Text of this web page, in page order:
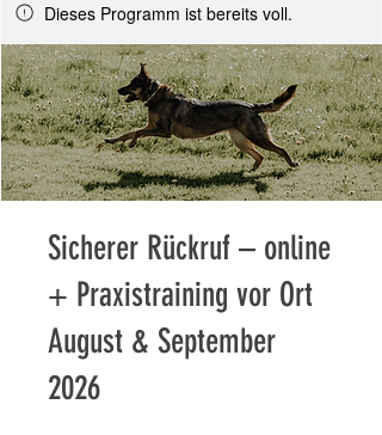
Dieses Programm ist bereits voll.
Sicherer Rückruf – online
+ Praxistraining vor Ort
August & September
2026